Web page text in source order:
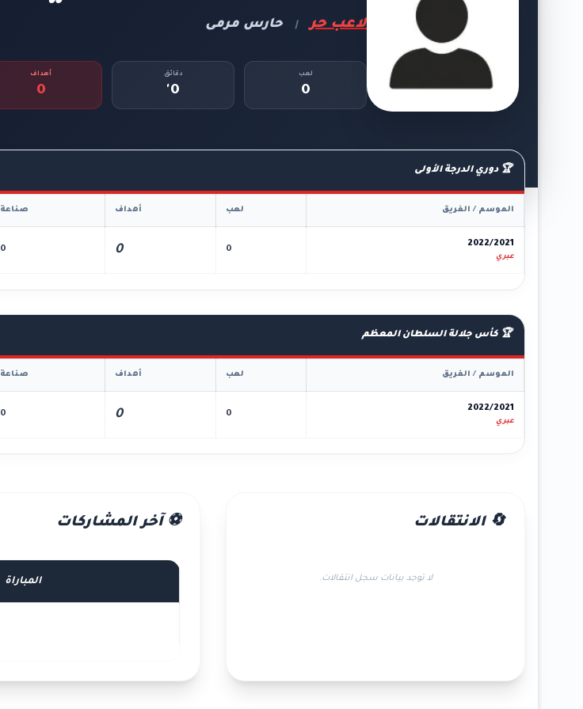
لاعب حر | حارس مرمى
لعب
0
دقائق
0'
أهداف
0
🏆 دوري الدرجة الأولى
الموسم / الفريق لعب أهداف صناعة
2022/2021
عبري
0
0
0
🏆 كأس جلالة السلطان المعظم
الموسم / الفريق لعب أهداف صناعة
2022/2021
عبري
0
0
0
🔄 الانتقالات
لا توجد بيانات سجل انتقالات.
⚽ آخر المشاركات
المباراة